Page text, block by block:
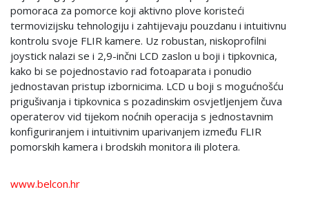
pomoraca za pomorce koji aktivno plove koristeći
termovizijsku tehnologiju i zahtijevaju pouzdanu i intuitivnu
kontrolu svoje FLIR kamere. Uz robustan, niskoprofilni
joystick nalazi se i 2,9-inčni LCD zaslon u boji i tipkovnica,
kako bi se pojednostavio rad fotoaparata i ponudio
jednostavan pristup izbornicima. LCD u boji s mogućnošću
prigušivanja i tipkovnica s pozadinskim osvjetljenjem čuva
operaterov vid tijekom noćnih operacija s jednostavnim
konfiguriranjem i intuitivnim uparivanjem između FLIR
pomorskih kamera i brodskih monitora ili plotera.
www.belcon.hr